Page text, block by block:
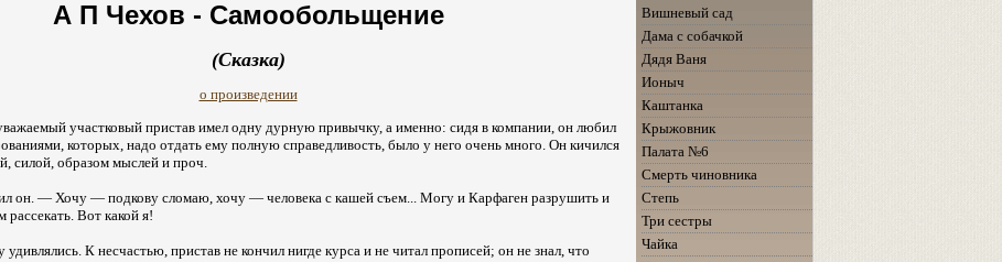
А П Чехов - Самообольщение
(Сказка)
о произведении
участковый пристав имел одну дурную привычку, а именно: сидя в компании, он любил
которых, надо отдать ему полную справедливость, было у него очень много. Он кичился
силой, образом мыслей и проч.
он. — Хочу — подкову сломаю, хочу — человека с кашей съем... Могу и Карфаген разрушить и
Вот какой я!
удивлялись. К несчастью, пристав не кончил нигде курса и не читал прописей; он не знал, что
Вишневый сад
Дама с собачкой
Дядя Ваня
Ионыч
Каштанка
Крыжовник
Палата №6
Смерть чиновника
Степь
Три сестры
Чайка